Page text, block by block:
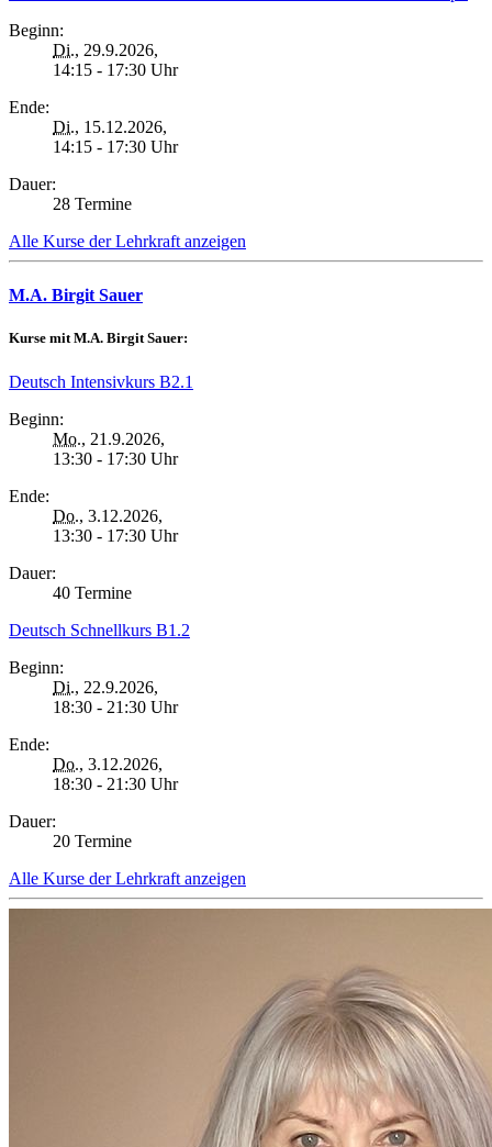
Beginn:
Di., 29.9.2026,
14:15 - 17:30 Uhr
Ende:
Di., 15.12.2026,
14:15 - 17:30 Uhr
Dauer:
28 Termine
Alle Kurse der Lehrkraft anzeigen
M.A. Birgit Sauer
Kurse mit M.A. Birgit Sauer:
Deutsch Intensivkurs B2.1
Beginn:
Mo., 21.9.2026,
13:30 - 17:30 Uhr
Ende:
Do., 3.12.2026,
13:30 - 17:30 Uhr
Dauer:
40 Termine
Deutsch Schnellkurs B1.2
Beginn:
Di., 22.9.2026,
18:30 - 21:30 Uhr
Ende:
Do., 3.12.2026,
18:30 - 21:30 Uhr
Dauer:
20 Termine
Alle Kurse der Lehrkraft anzeigen